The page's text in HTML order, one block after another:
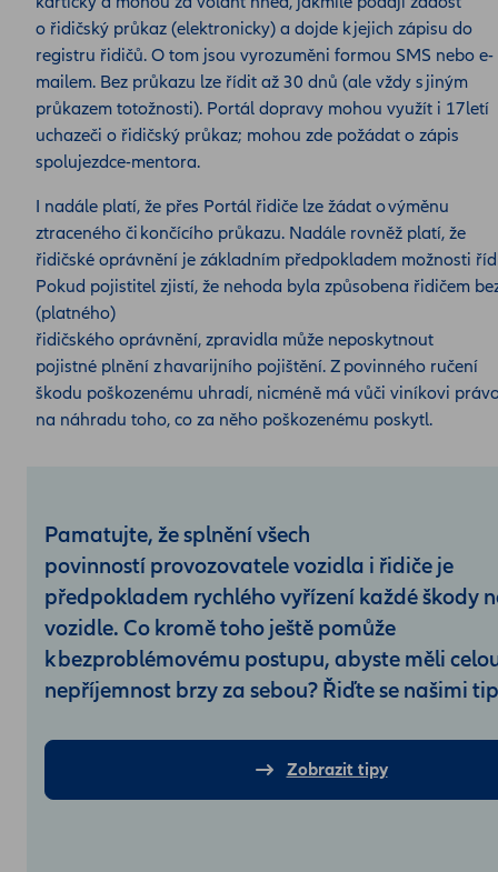
o řidičský průkaz (elektronicky) a dojde k jejich zápisu do
registru řidičů. O tom jsou vyrozuměni formou SMS nebo e-
mailem. Bez průkazu lze řídit až 30 dnů (ale vždy s jiným
průkazem totožnosti). Portál dopravy mohou využít i 17letí
uchazeči o řidičský průkaz; mohou zde požádat o zápis
spolujezdce-mentora.
I nadále platí, že přes Portál řidiče lze žádat o výměnu
ztraceného či končícího průkazu. Nadále rovněž platí, že
řidičské oprávnění je základním předpokladem možnosti
Pokud pojistitel zjistí, že nehoda byla způsobena řidičem
(platného)
řidičského oprávnění, zpravidla může neposkytnout
pojistné plnění z havarijního pojištění. Z povinného ručení
škodu poškozenému uhradí, nicméně má vůči viníkovi
na náhradu toho, co za něho poškozenému poskytl.
Pamatujte, že splnění všech
povinností provozovatele vozidla i řidiče je
předpokladem rychlého vyřízení každé škody
vozidle. Co kromě toho ještě pomůže
k bezproblémovému postupu, abyste měli
nepříjemnost brzy za sebou? Řiďte se našimi
Zobrazit tipy